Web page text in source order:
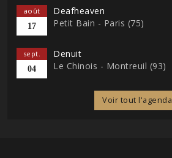
août
17
Deafheaven
Petit Bain - Paris (75)
sept.
04
Denuit
Le Chinois - Montreuil (93)
Voir tout l'agenda